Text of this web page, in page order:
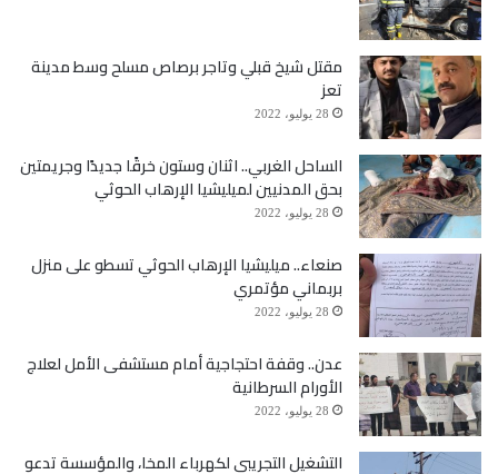
مقتل شيخ قبلي وتاجر برصاص مسلح وسط مدينة
تعز
28 يوليو، 2022
الساحل الغربي.. اثنان وستون خرقًا جديدًا وجريمتين
بحق المدنيين لميليشيا الإرهاب الحوثي
28 يوليو، 2022
صنعاء.. ميليشيا الإرهاب الحوثي تسطو على منزل
بربماني مؤتمري
28 يوليو، 2022
عدن.. وقفة احتجاجية أمام مستشفى الأمل لعلاج
الأورام السرطانية
28 يوليو، 2022
التشغيل التجريبي لكهرباء المخا، والمؤسسة تدعو